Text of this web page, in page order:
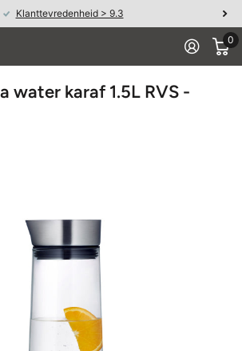
Klanttevredenheid > 9.3
0
water karaf 1.5L RVS -